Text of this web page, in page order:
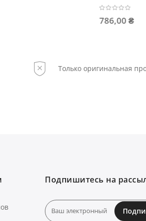
Только оригинальная
Подпишитесь на